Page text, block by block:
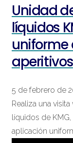
Unidad
líquidos
uniforme
aperitivos
5 de febrero de
Realiza una
líquidos de
aplicación